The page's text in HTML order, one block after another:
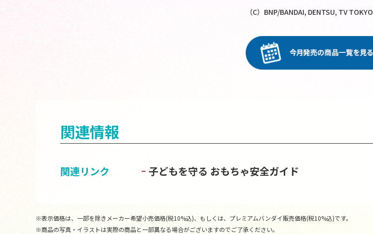
（C）BNP/BANDAI, DENTSU, TV TOKYO
関連情報
関連リンク 子どもを守る おもちゃ安全ガイド
※表示価格は、一部を除きメーカー希望小売価格(税10%込)、もしくは、プレミアムバンダイ販売価格(税10%込)です。
※商品の写真・イラストは実際の商品と一部異なる場合がございますのでご了承ください。